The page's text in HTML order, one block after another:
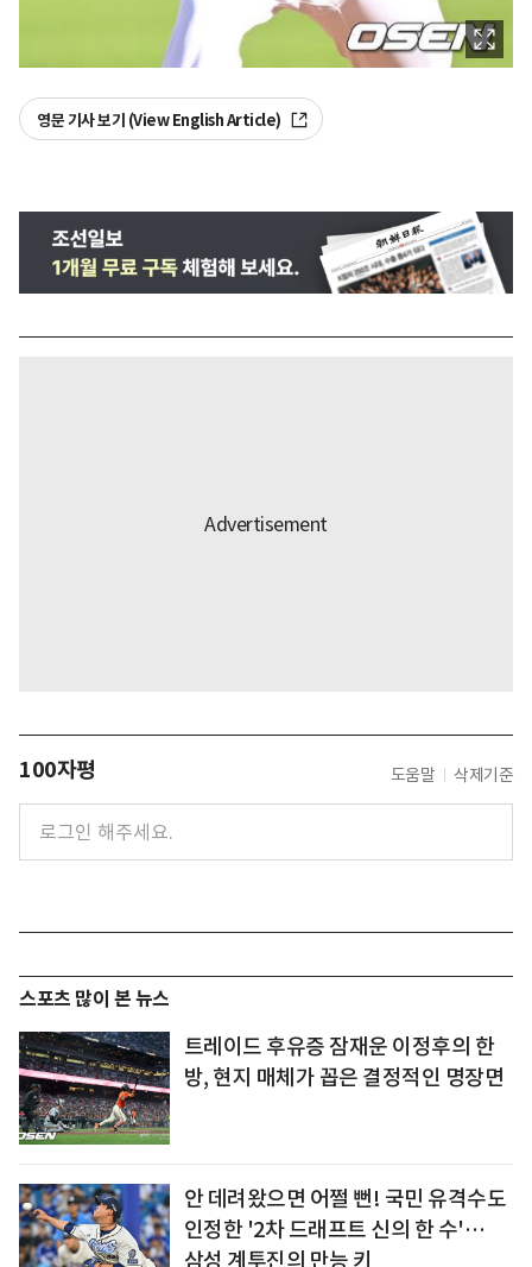
영문 기사 보기 (View English Article)
100자평 도움말 삭제기준
스포츠 많이 본 뉴스
트레이드 후유증 잠재운 이정후의 한
방, 현지 매체가 꼽은 결정적인 명장면
안 데려왔으면 어쩔 뻔! 국민 유격수도
인정한 '2차 드래프트 신의 한 수'…
삼성 계투진의 만능 키